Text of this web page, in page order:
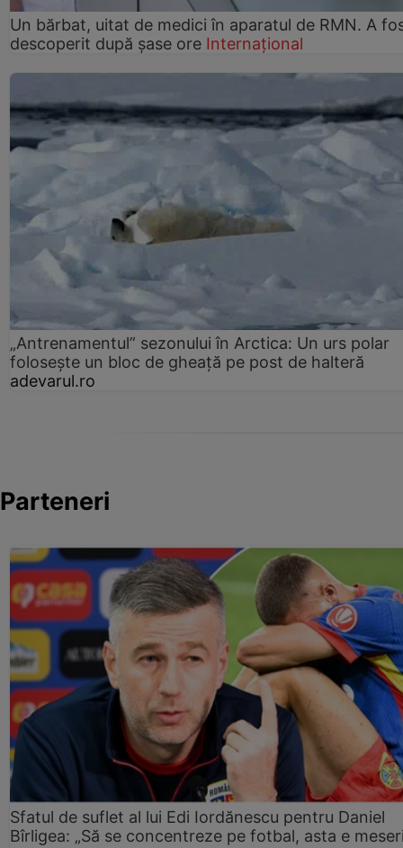
Un bărbat, uitat de medici în aparatul de RMN. A
descoperit după șase ore Internațional
„Antrenamentul” sezonului în Arctica: Un urs polar
folosește un bloc de gheață pe post de halteră
adevarul.ro
Parteneri
Sfatul de suflet al lui Edi Iordănescu pentru Daniel
Bîrligea: „Să se concentreze pe fotbal, asta e